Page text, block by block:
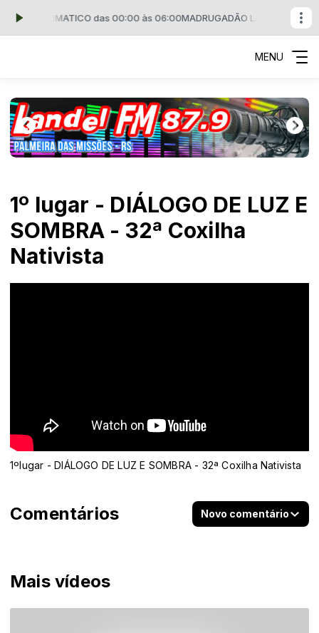
AUTOMATICO das 00:00 às 06:00MADRUGADÃO LANDEL FM
MENU
1º lugar - DIÁLOGO DE LUZ E
SOMBRA - 32ª Coxilha
Nativista
Mais vídeos
1ºlugar - DIÁLOGO DE LUZ E SOMBRA - 32ª Coxilha Nativista
Comentários Novo comentário